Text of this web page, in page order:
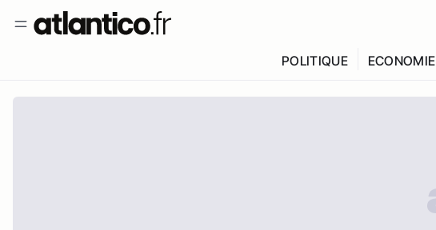
POLITIQUE ECONOMIE